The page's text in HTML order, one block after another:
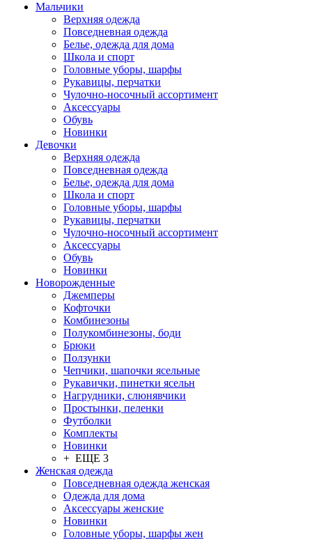
Мальчики
Верхняя одежда
Повседневная одежда
Белье, одежда для дома
Школа и спорт
Головные уборы, шарфы
Рукавицы, перчатки
Чулочно-носочный ассортимент
Аксессуары
Обувь
Новинки
Девочки
Верхняя одежда
Повседневная одежда
Белье, одежда для дома
Школа и спорт
Головные уборы, шарфы
Рукавицы, перчатки
Чулочно-носочный ассортимент
Аксессуары
Обувь
Новинки
Новорожденные
Джемперы
Кофточки
Комбинезоны
Полукомбинезоны, боди
Брюки
Ползунки
Чепчики, шапочки ясельные
Рукавички, пинетки ясельн
Нагрудники, слюнявчики
Простынки, пеленки
Футболки
Комплекты
Новинки
+ ЕЩЕ 3
Женская одежда
Повседневная одежда женская
Одежда для дома
Аксессуары женские
Новинки
Головные уборы, шарфы жен